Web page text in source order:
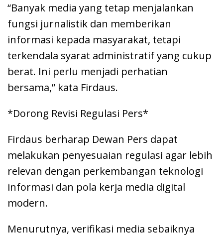
“Banyak media yang tetap menjalankan
fungsi jurnalistik dan memberikan
informasi kepada masyarakat, tetapi
terkendala syarat administratif yang cukup
berat. Ini perlu menjadi perhatian
bersama,” kata Firdaus.
*Dorong Revisi Regulasi Pers*
Firdaus berharap Dewan Pers dapat
melakukan penyesuaian regulasi agar lebih
relevan dengan perkembangan teknologi
informasi dan pola kerja media digital
modern.
Menurutnya, verifikasi media sebaiknya